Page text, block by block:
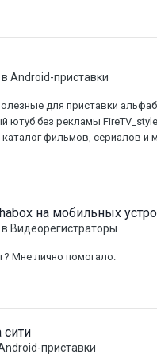
в Android-приставки
для приставки
ютуб без рекламы
фильмов, сериалов
на мобильных
в Видеорегистраторы
Мне лично помогало.
приставки